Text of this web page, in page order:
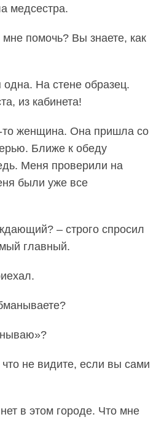
медсестра.
помочь? Вы знаете, как
одна. На стене образец.
из кабинета!
то женщина. Она пришла со
Ближе к обеду
Меня проверили на
были уже все
– строго спросил
главный.
не видите, если вы сами
в этом городе. Что мне